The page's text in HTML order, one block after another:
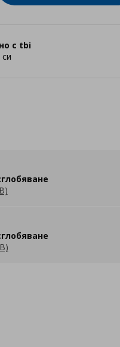
с tbi